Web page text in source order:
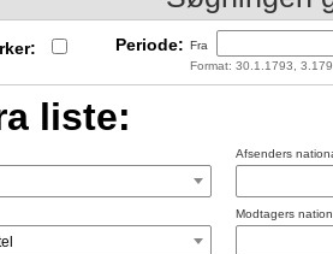
Periode: Fra
Format: 30.1.1793,
liste:
Afsenders
Modtagers